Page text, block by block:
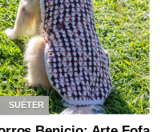
SUÉTER